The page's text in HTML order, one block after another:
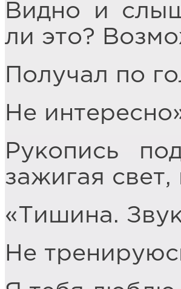
Видно и
ли это?
Получал по
Не
Рукопись
зажигая свет,
«Тишина.
Не